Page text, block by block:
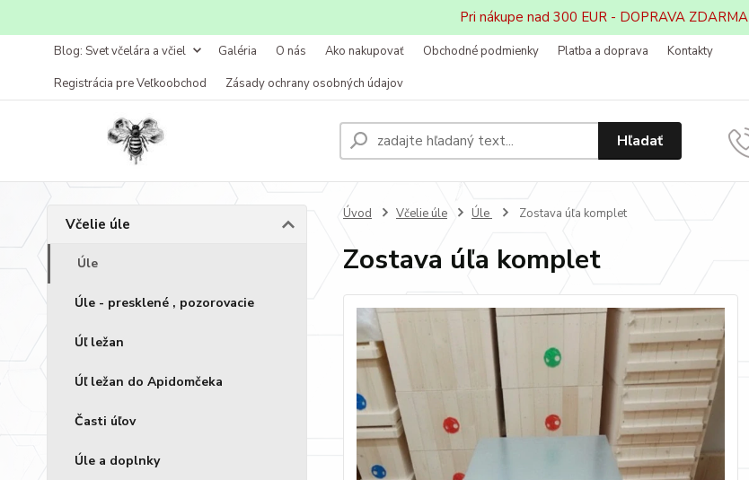
Pri nákupe nad 300 EUR - DOPRAVA ZDARMA
Blog: Svet včelára a včiel Galéria O nás Ako nakupovať Obchodné podmienky Platba a doprava
Kontakty
Registrácia pre Veľkoobchod
Zásady ochrany osobných údajov
Hľadať
Včelie úle
Úle
Úle - presklené , pozorovacie
Úľ ležan
Úľ ležan do Apidomčeka
Časti úľov
Úle a doplnky
Úvod Včelie úle Úle Zostava úľa komplet
Zostava úľa komplet